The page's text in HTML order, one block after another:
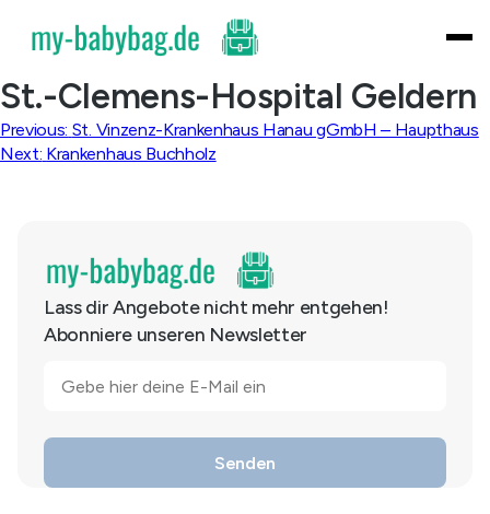
content
St.-Clemens-Hospital Geldern
Beitragsnavigation
Previous: St. Vinzenz-Krankenhaus Hanau gGmbH – Haupthaus
Next: Krankenhaus Buchholz
Lass dir Angebote nicht mehr entgehen!
Abonniere unseren Newsletter